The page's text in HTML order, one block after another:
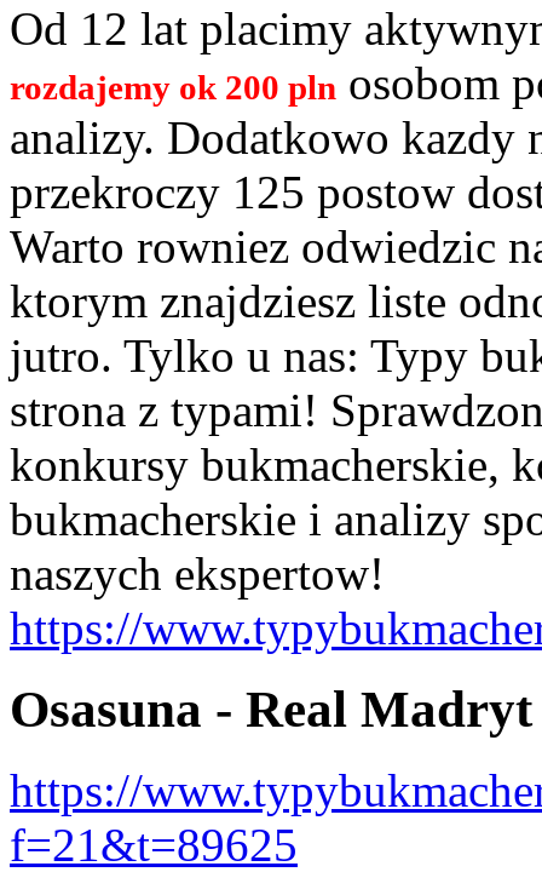
Od 12 lat placimy
rozdajemy ok 200 pln osobom
analizy. Dodatkowo
przekroczy 125 postow
Warto rowniez odwiedzic
ktorym znajdziesz liste
jutro. Tylko u nas: Typy
strona z typami!
konkursy bukmacherskie,
bukmacherskie i analizy
naszych ekspertow!
https://
Osasuna - Real Madryt
https://
f=21&t=89625